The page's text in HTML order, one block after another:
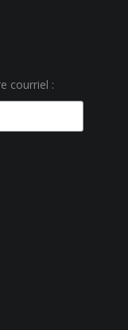
courriel :